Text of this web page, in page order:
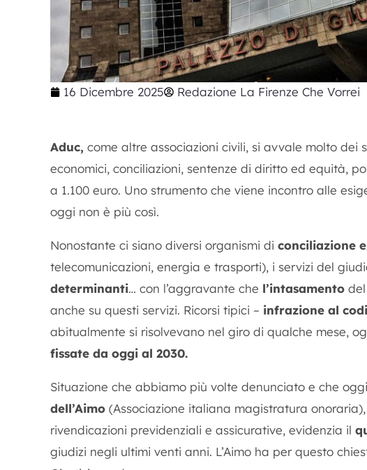
16 Dicembre 2025 Redazione La Firenze Che Vorrei
Aduc, come altre associazioni civili, si avvale molto dei
economici, conciliazioni, sentenze di diritto ed equità,
a 1.100 euro. Uno strumento che viene incontro alle
oggi non è più così.
Nonostante ci siano diversi organismi di conciliazione
telecomunicazioni, energia e trasporti), i servizi del
determinanti… con l’aggravante che l’intasamento
anche su questi servizi. Ricorsi tipici – infrazione al
abitualmente si risolvevano nel giro di qualche mese,
fissate da oggi al 2030.
Situazione che abbiamo più volte denunciato e che
dell’Aimo (Associazione italiana magistratura
rivendicazioni previdenziali e assicurative, evidenzia il
giudizi negli ultimi venti anni. L’Aimo ha per questo